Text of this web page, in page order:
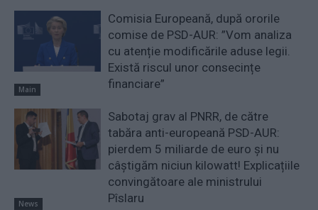
Main
Comisia Europeană, după ororile
comise de PSD-AUR: ”Vom analiza
cu atenție modificările aduse legii.
Există riscul unor consecințe
financiare”
News
Sabotaj grav al PNRR, de către
tabăra anti-europeană PSD-AUR:
pierdem 5 miliarde de euro și nu
câștigăm niciun kilowatt! Explicațiile
convingătoare ale ministrului
Pîslaru